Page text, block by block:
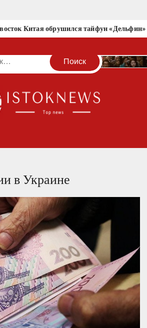
Китая обрушился тайфун «Дельфин»
в Украине